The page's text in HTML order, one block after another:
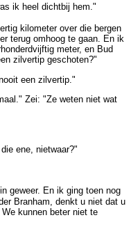
ik heel dichtbij hem."
kilometer over die bergen
terug omhoog te gaan. En ik
meter, en Bud
zilvertip geschoten?"
een zilvertip."
Zei: "Ze weten niet wat
ene, nietwaar?"
geweer. En ik ging toen nog
Branham, denkt u niet dat u
kunnen beter niet te